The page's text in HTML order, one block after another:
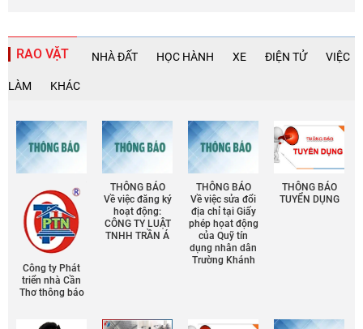
RAO VẶT NHÀ ĐẤT HỌC HÀNH XE ĐIỆN TỬ VIỆC
LÀM KHÁC
Công ty Phát
triển nhà Cần
Thơ thông báo
THÔNG BÁO
Về việc đăng ký
hoạt động:
CÔNG TY LUẬT
TNHH TRẦN Á
THÔNG BÁO
Về việc sửa đổi
địa chỉ tại Giấy
phép họat động
của Quỹ tín
dụng nhân dân
Trường Khánh
THÔNG BÁO
TUYỂN DỤNG